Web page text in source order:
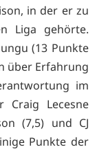
in der er zu
Liga gehörte.
(13 Punkte
über Erfahrung
im
Craig Lecesne
(7,5) und CJ
Punkte der